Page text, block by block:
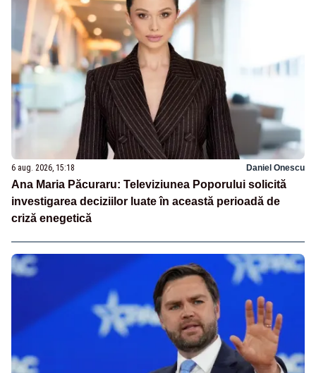
6 aug. 2026, 15:18 Daniel Onescu
Ana Maria Păcuraru: Televiziunea Poporului solicită
investigarea deciziilor luate în această perioadă de
criză enegetică